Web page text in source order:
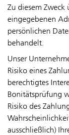
Zu diesem
eingegebenen
persönlichen
behandelt.
Unser
Risiko eines
berechtigtes
Bonitätsprüfung
Risiko des
ausschließlich)